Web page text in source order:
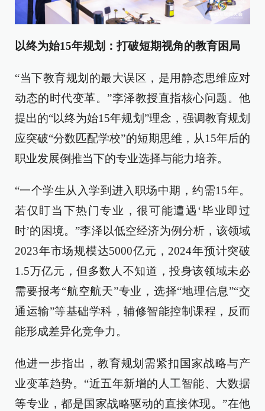
以终为始15年规划：打破短期视角的教育困局
“当下教育规划的最大误区，是用静态思维应对
动态的时代变革。”李泽教授直指核心问题。他
提出的“以终为始15年规划”理念，强调教育规划
应突破“分数匹配学校”的短期思维，从15年后的
职业发展倒推当下的专业选择与能力培养。
“一个学生从入学到进入职场中期，约需15年。
若仅盯当下热门专业，很可能遭遇‘毕业即过
时’的困境。”李泽以低空经济为例分析，该领域
2023年市场规模达5000亿元，2024年预计突破
1.5万亿元，但多数人不知道，投身该领域未必
需要报考“航空航天”专业，选择“地理信息”“交
通运输”等基础学科，辅修智能控制课程，反而
能形成差异化竞争力。
他进一步指出，教育规划需紧扣国家战略与产
业变革趋势。“近五年新增的人工智能、大数据
等专业，都是国家战略驱动的直接体现。”在他